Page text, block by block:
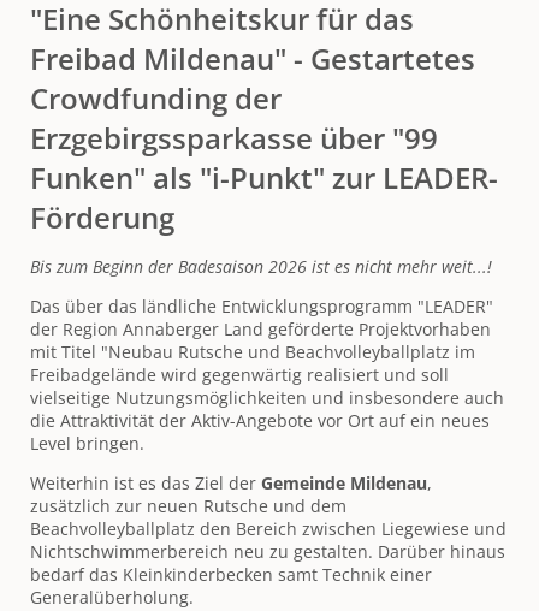
Buchholz
"Eine Schönheitskur für das
Freibad Mildenau" - Gestartetes
Crowdfunding der
Erzgebirgssparkasse über "99
Funken" als "i-Punkt" zur LEADER-
Förderung
Bis zum Beginn der Badesaison 2026 ist es nicht mehr weit...!
Das über das ländliche Entwicklungsprogramm "LEADER"
der Region Annaberger Land geförderte Projektvorhaben
mit Titel "Neubau Rutsche und Beachvolleyballplatz im
Freibadgelände wird gegenwärtig realisiert und soll
vielseitige Nutzungsmöglichkeiten und insbesondere auch
die Attraktivität der Aktiv-Angebote vor Ort auf ein neues
Level bringen.
Weiterhin ist es das Ziel der Gemeinde Mildenau,
zusätzlich zur neuen Rutsche und dem
Beachvolleyballplatz den Bereich zwischen Liegewiese und
Nichtschwimmerbereich neu zu gestalten. Darüber hinaus
bedarf das Kleinkinderbecken samt Technik einer
Generalüberholung.